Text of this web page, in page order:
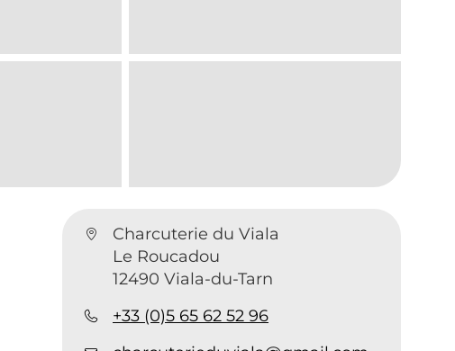
Charcuterie du Viala
Le Roucadou
12490 Viala-du-Tarn
+33 (0)5 65 62 52 96